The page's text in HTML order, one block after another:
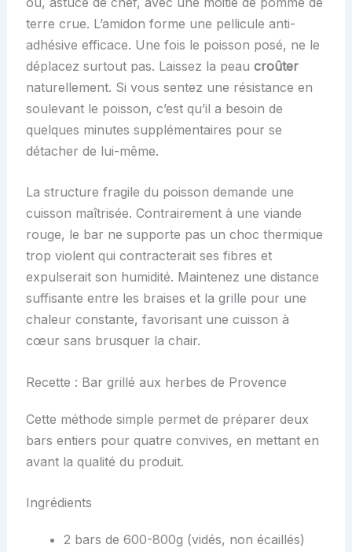
terre crue. L’amidon forme une pellicule anti-
adhésive efficace. Une fois le poisson posé, ne le
déplacez surtout pas. Laissez la peau croûter
naturellement. Si vous sentez une résistance en
soulevant le poisson, c’est qu’il a besoin de
quelques minutes supplémentaires pour se
détacher de lui-même.
La structure fragile du poisson demande une
cuisson maîtrisée. Contrairement à une viande
rouge, le bar ne supporte pas un choc thermique
trop violent qui contracterait ses fibres et
expulserait son humidité. Maintenez une distance
suffisante entre les braises et la grille pour une
chaleur constante, favorisant une cuisson à
cœur sans brusquer la chair.
Recette : Bar grillé aux herbes de Provence
Cette méthode simple permet de préparer deux
bars entiers pour quatre convives, en mettant en
avant la qualité du produit.
Ingrédients
2 bars de 600-800g (vidés, non écaillés)